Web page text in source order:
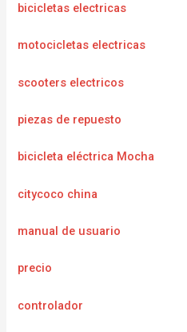
bicicletas electricas
motocicletas electricas
scooters electricos
piezas de repuesto
bicicleta eléctrica Mocha
citycoco china
manual de usuario
precio
controlador